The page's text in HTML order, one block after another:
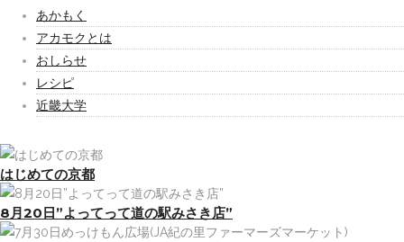
あかもく
アカモクとは
おしらせ
レシピ
近畿大学
はじめての京都
8月20日”よってって道の駅みさき店”